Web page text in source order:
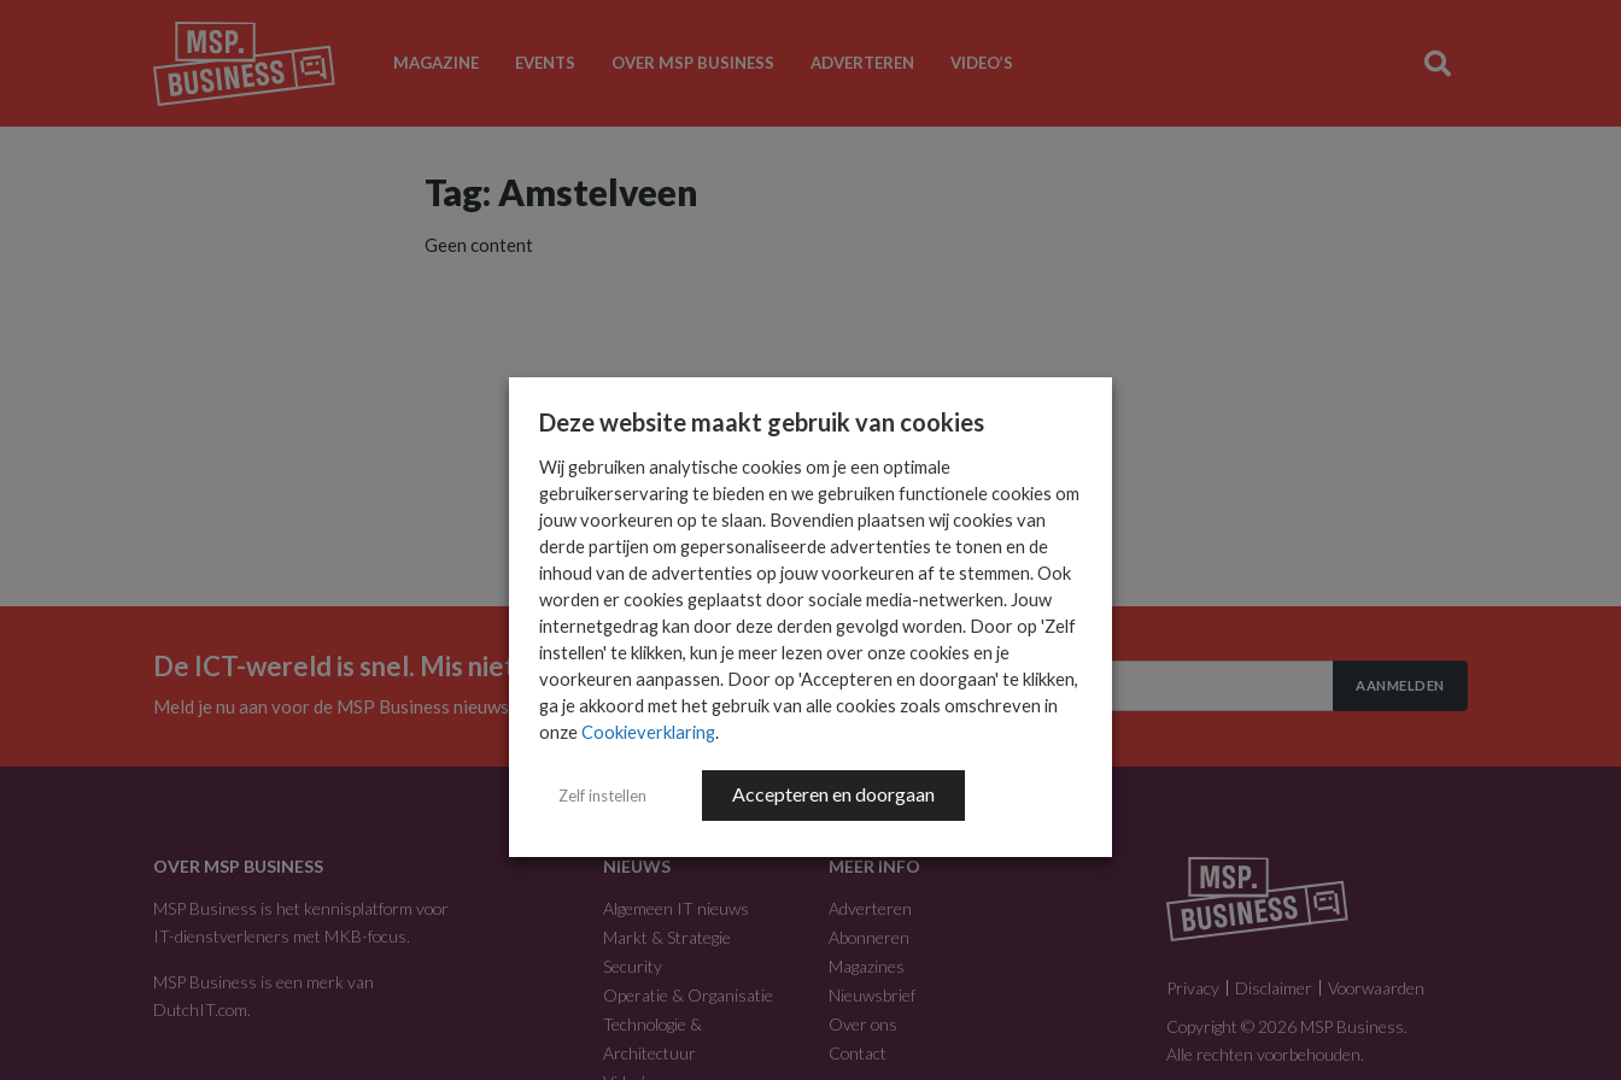
MAGAZINE EVENTS OVER MSP BUSINESS ADVERTEREN VIDEO’S
Tag: Amstelveen
Geen content
De ICT-wereld is snel. Mis niets.
Meld je nu aan voor de MSP Business nieuwsbrief.
AANMELDEN
OVER MSP BUSINESS
MSP Business is het kennisplatform voor
IT-dienstverleners met MKB-focus.
MSP Business is een merk van
DutchIT.com
NIEUWS
Algemeen IT nieuws
Markt & Strategie
Security
Operatie & Organisatie
Technologie &
Architectuur
MEER INFO
Adverteren
Abonneren
Magazines
Nieuwsbrief
Over ons
Contact
Privacy Disclaimer
Voorwaarden
Copyright © 2026 MSP Business.
Alle rechten voorbehouden.
Deze website maakt gebruik van cookies
Wij gebruiken analytische cookies om je een optimale
gebruikerservaring te bieden en we gebruiken functionele cookies om
jouw voorkeuren op te slaan. Bovendien plaatsen wij cookies van
derde partijen om gepersonaliseerde advertenties te tonen en de
inhoud van de advertenties op jouw voorkeuren af te stemmen. Ook
worden er cookies geplaatst door sociale media-netwerken. Jouw
internetgedrag kan door deze derden gevolgd worden. Door op 'Zelf
instellen' te klikken, kun je meer lezen over onze cookies en je
voorkeuren aanpassen. Door op 'Accepteren en doorgaan' te klikken,
ga je akkoord met het gebruik van alle cookies zoals omschreven in
onzeCookieverklaring.
Zelf instellen Accepteren en doorgaan